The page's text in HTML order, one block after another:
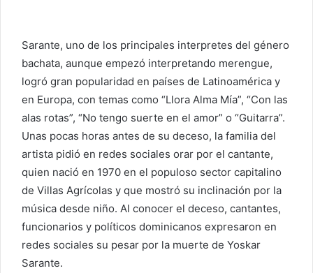
Sarante, uno de los principales interpretes del género
bachata, aunque empezó interpretando merengue,
logró gran popularidad en países de Latinoamérica y
en Europa, con temas como “Llora Alma Mía”, “Con las
alas rotas”, “No tengo suerte en el amor” o “Guitarra”.
Unas pocas horas antes de su deceso, la familia del
artista pidió en redes sociales orar por el cantante,
quien nació en 1970 en el populoso sector capitalino
de Villas Agrícolas y que mostró su inclinación por la
música desde niño. Al conocer el deceso, cantantes,
funcionarios y políticos dominicanos expresaron en
redes sociales su pesar por la muerte de Yoskar
Sarante.